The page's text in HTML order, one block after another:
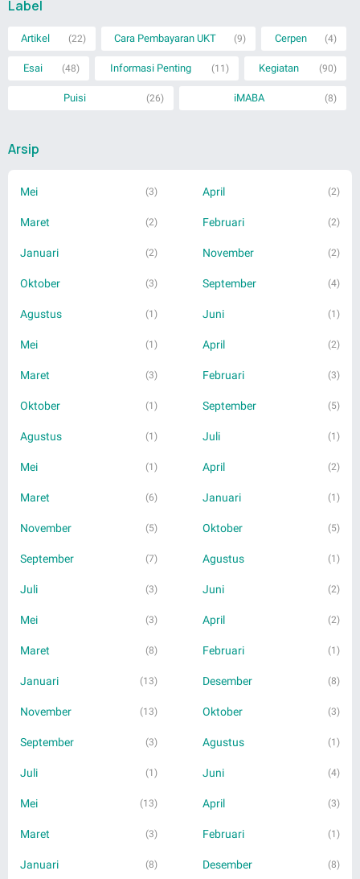
Label
Artikel (22) Cara Pembayaran UKT (9) Cerpen (4)
Esai (48) Informasi Penting (11) Kegiatan (90)
Puisi (26) iMABA (8)
Arsip
Mei (3) April (2)
Maret (2) Februari (2)
Januari (2) November (2)
Oktober (3) September (4)
Agustus (1) Juni (1)
Mei (1) April (2)
Maret (3) Februari (3)
Oktober (1) September (5)
Agustus (1) Juli (1)
Mei (1) April (2)
Maret (6) Januari (1)
November (5) Oktober (5)
September (7) Agustus (1)
Juli (3) Juni (2)
Mei (3) April (2)
Maret (8) Februari (1)
Januari (13) Desember (8)
November (13) Oktober (3)
September (3) Agustus (1)
Juli (1) Juni (4)
Mei (13) April (3)
Maret (3) Februari (1)
Januari (8) Desember (8)